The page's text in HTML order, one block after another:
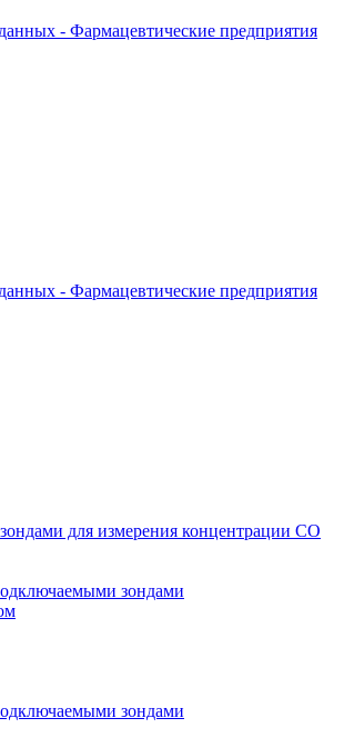
- Фармацевтические предприятия
- Фармацевтические предприятия
для измерения концентрации CO
зондами
зондами